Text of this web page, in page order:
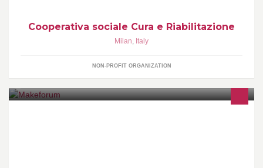
Cooperativa sociale Cura e Riabilitazione
Milan, Italy
NON-PROFIT ORGANIZATION